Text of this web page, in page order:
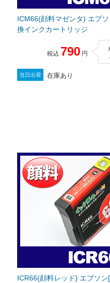
ICM66(顔料マゼンタ) エプ
換インクカートリッジ
税込 790 円
当日出荷 在庫あり
ICR66(顔料レッド) エプソン